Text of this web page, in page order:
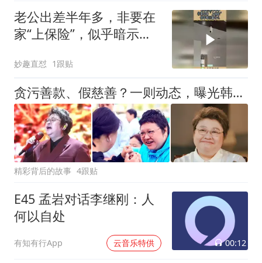
老公出差半年多，非要在
家“上保险”，似乎暗示着
妙趣直怼 1跟贴
贪污善款、假慈善？一则动态，曝光韩红真实地位，让多少黑粉脸红
精彩背后的故事 4跟贴
E45 孟岩对话李继刚：人
何以自处
有知有行App 云音乐特供 00:12